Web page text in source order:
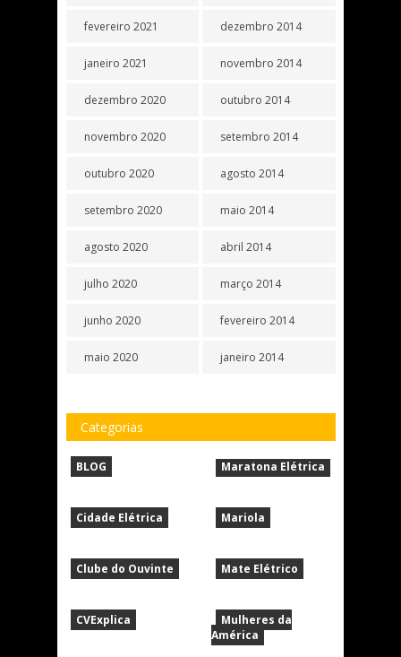
fevereiro 2021
janeiro 2021
dezembro 2020
novembro 2020
outubro 2020
setembro 2020
agosto 2020
julho 2020
junho 2020
maio 2020
dezembro 2014
novembro 2014
outubro 2014
setembro 2014
agosto 2014
maio 2014
abril 2014
março 2014
fevereiro 2014
janeiro 2014
Categorias
BLOG
Cidade Elétrica
Clube do Ouvinte
CVExplica
Maratona Elétrica
Mariola
Mate Elétrico
Mulheres da
América